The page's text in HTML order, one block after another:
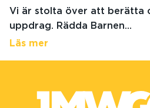
Vi är stolta över att berätta
uppdrag. Rädda Barnen...
Läs mer